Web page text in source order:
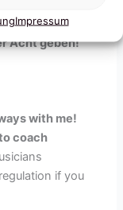
Impressum
und uns
Acht geben!
with me!
coach
if you